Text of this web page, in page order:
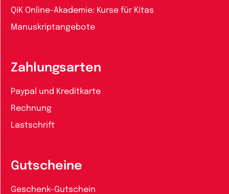
QiK Online-Akademie: Kurse für Kitas
Manuskriptangebote
Zahlungsarten
Paypal und Kreditkarte
Rechnung
Lastschrift
Gutscheine
Geschenk-Gutschein